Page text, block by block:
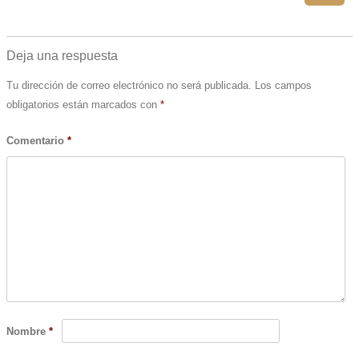
Deja una respuesta
Tu dirección de correo electrónico no será publicada.
Los campos
obligatorios están marcados con *
Comentario *
Nombre *